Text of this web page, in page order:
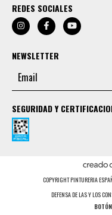
REDES SOCIALES
NEWSLETTER
SEGURIDAD Y
COPYRIGHT PINTURERIA
DEFENSA DE LAS Y LOS